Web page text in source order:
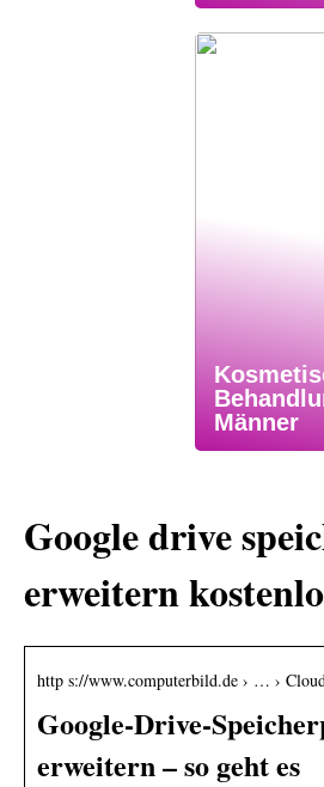
Männer
Google drive
erweitern
http s://www.computerbild.de › … ›
Google-Drive-
erweitern – so geht es